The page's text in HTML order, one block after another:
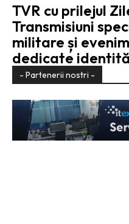
TVR cu prilejul
Transmisiuni
militare și
dedicate
- Partenerii nostri -